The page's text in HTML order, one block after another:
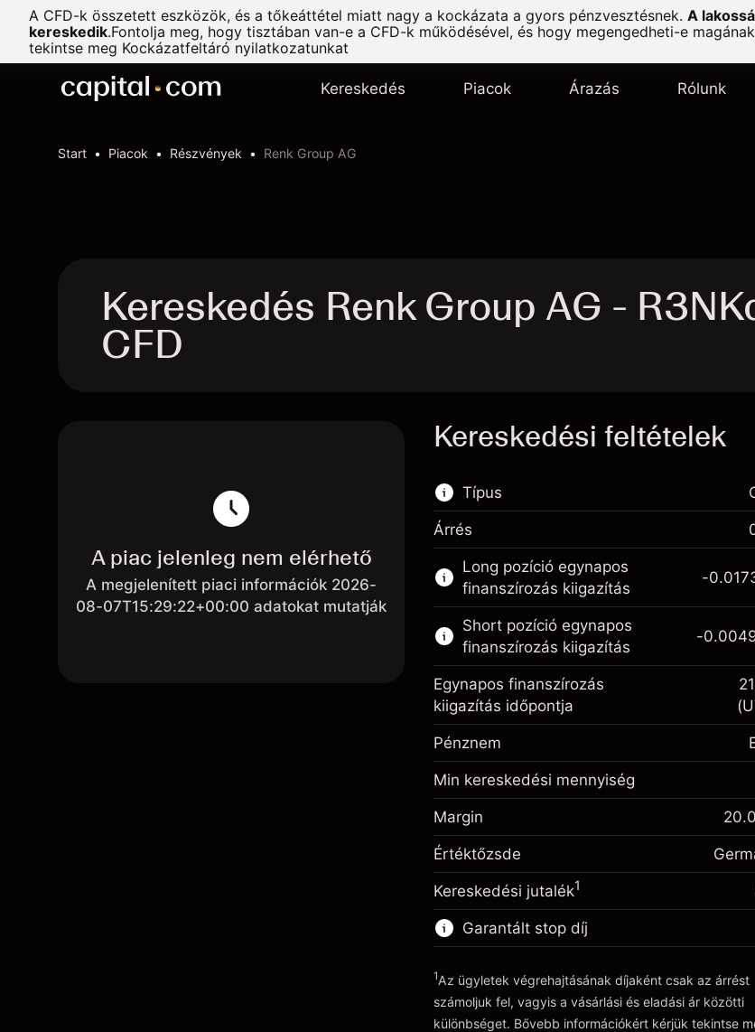
A CFD-k összetett eszközök, és a tőkeáttétel miatt nagy a kockázata a gyors pénzvesztésnek. A
kereskedik.Fontolja meg, hogy tisztában van-e a CFD-k működésével, és hogy megengedheti-e
tekintse meg Kockázatfeltáró nyilatkozatunkat
Kereskedés Piacok Árazás Rólunk
Start Piacok Részvények Renk Group AG
Kereskedés Renk Group AG -
CFD
A piac jelenleg nem elérhető
A megjelenített piaci információk 2026-
08-07T15:29:22+00:00 adatokat mutatják
Kereskedési feltételek
Típus
Ez a pénzügyi piac elérhető CFD
Bővebb információk:
CFD-k
Árrés
Long pozíció egynapos
finanszírozás kiigazítás
Fedezet. A befektetése
Egynapos finanszírozás
kiigazítás
A pozíció teljes értékéből
származó díjak
-
Ügyletméret tőkeáttétellel ~
€5,000.00
Tőkeáttételből származó pénz ~
Ugrás a platformra
-
Short pozíció egynapos
finanszírozás kiigazítás
Egynapos finanszírozás
kiigazítás
A pozíció teljes értékéből
származó díjak
-
Ügyletméret tőkeáttétellel ~
Tőkeáttételből származó pénz ~
Ugrás a platformra
-
Egynapos finanszírozás
kiigazítás időpontja
Pénznem
Min kereskedési mennyiség
Margin
Értéktőzsde
Kereskedési jutalék1
Garantált stop díj
1Az ügyletek végrehajtásának díjaként csak az árrést
számoljuk fel, vagyis a vásárlási és eladási ár közötti
különbséget. Bővebb információkért kérjük tekintse